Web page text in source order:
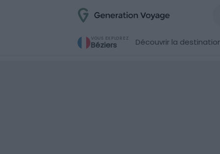
VOUS EXPLOREZ
Béziers Découvrir la